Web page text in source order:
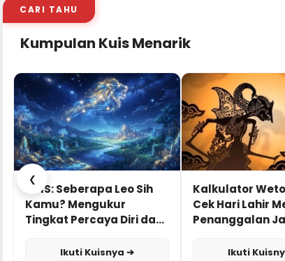
CARI TAHU
Kumpulan Kuis Menarik
❮
KUIS: Seberapa Leo Sih
Kamu? Mengukur
Tingkat Percaya Diri dan
Ikuti Kuisnya ➔
Kalkulator
Cek Hari Lahir
Penanggalan
Ikuti